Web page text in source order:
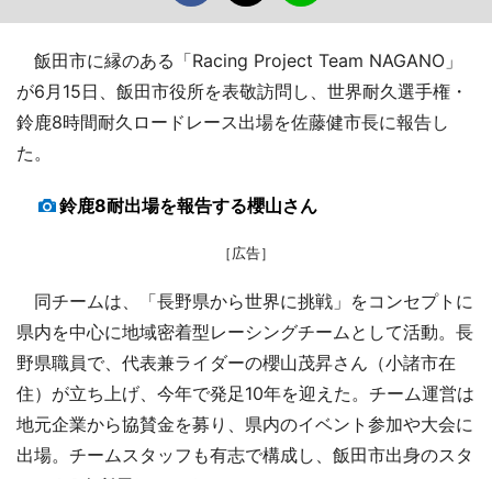
飯田市に縁のある「Racing Project Team NAGANO」
が6月15日、飯田市役所を表敬訪問し、世界耐久選手権・
鈴鹿8時間耐久ロードレース出場を佐藤健市長に報告し
た。
鈴鹿8耐出場を報告する櫻山さん
［広告］
同チームは、「長野県から世界に挑戦」をコンセプトに
県内を中心に地域密着型レーシングチームとして活動。長
野県職員で、代表兼ライダーの櫻山茂昇さん（小諸市在
住）が立ち上げ、今年で発足10年を迎えた。チーム運営は
地元企業から協賛金を募り、県内のイベント参加や大会に
出場。チームスタッフも有志で構成し、飯田市出身のスタ